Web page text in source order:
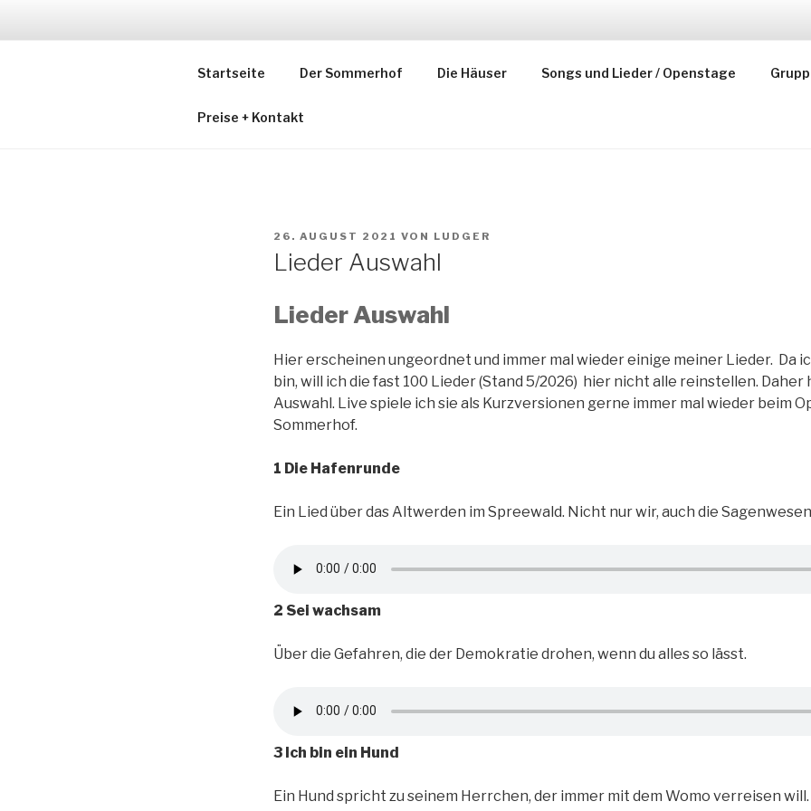
SOMMERHOF SPREEWALD
Startseite Der Sommerhof Die Häuser Songs und Lieder / Openstage
Preise + Kontakt
VERÖFFENTLICHT
AM
26. AUGUST 2021 VON LUDGER
Lieder Auswahl
Lieder Auswahl
Hier erscheinen ungeordnet und immer mal wieder einige meiner Lieder. Da
bin, will ich die fast 100 Lieder (Stand 5/2026) hier nicht alle reinstellen.
Auswahl. Live spiele ich sie als Kurzversionen gerne immer mal wieder beim
Sommerhof.
1 Die Hafenrunde
Ein Lied über das Altwerden im Spreewald. Nicht nur wir, auch die Sagenwesen
2 Sei wachsam
Über die Gefahren, die der Demokratie drohen, wenn du alles so lässt.
3 Ich bin ein Hund
Ein Hund spricht zu seinem Herrchen, der immer mit dem Womo verreisen will.